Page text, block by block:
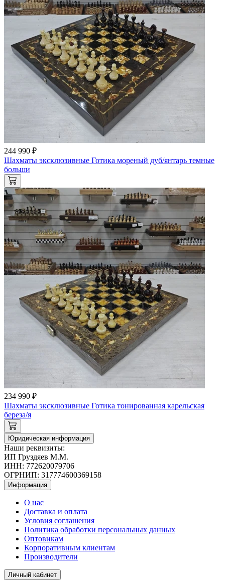
244 990 ₽
Шахматы эксклюзивные Готика мореный дуб/янтарь темные
больши
234 990 ₽
Шахматы эксклюзивные Готика тонированная карельская
береза/я
Юридическая информация
Наши реквизиты:
ИП Груздяев М.М.
ИНН: 772620079706
ОГРНИП: 317774600369158
Информация
О нас
Доставка и оплата
Условия соглашения
Политика обработки персональных данных
Оптовикам
Корпоративным клиентам
Производители
Личный кабинет